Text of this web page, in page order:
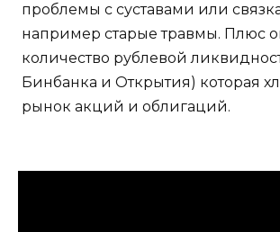
проблемы с суставами или
например старые травмы. Плюс
количество рублевой
Бинбанка и Открытия) которая
рынок акций и облигаций.